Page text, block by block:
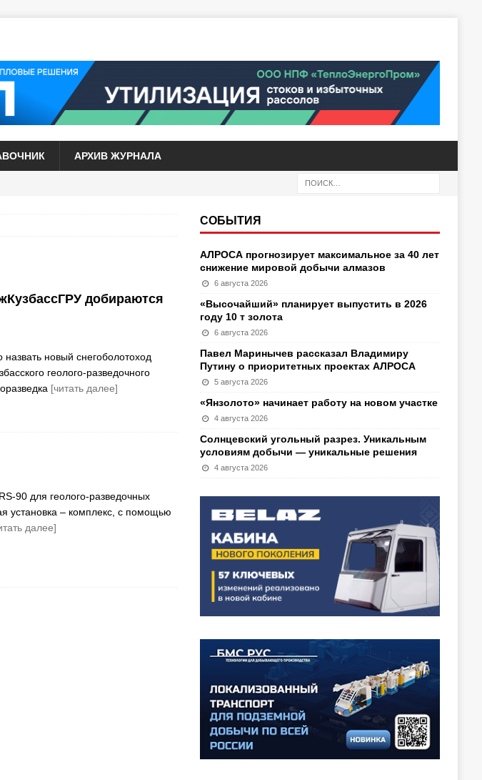
АРХИВ ЖУРНАЛА
добираются
новый снегоболотоход
геолого-разведочного
[читать далее]
90 для геолого-разведочных
установка – комплекс, с помощью
далее]
СОБЫТИЯ
АЛРОСА прогнозирует максимальное за 40 лет
снижение мировой добычи алмазов
6 августа 2026
«Высочайший» планирует выпустить в 2026
году 10 т золота
6 августа 2026
Павел Маринычев рассказал Владимиру
Путину о приоритетных проектах АЛРОСА
5 августа 2026
«Янзолото» начинает работу на новом участке
4 августа 2026
Солнцевский угольный разрез. Уникальным
условиям добычи — уникальные решения
4 августа 2026